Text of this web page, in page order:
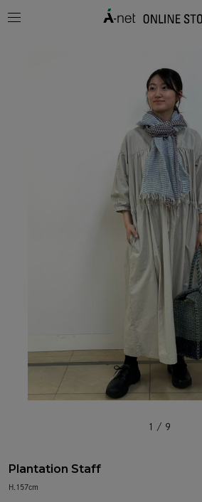
1 / 9
Plantation Staff
H.157cm